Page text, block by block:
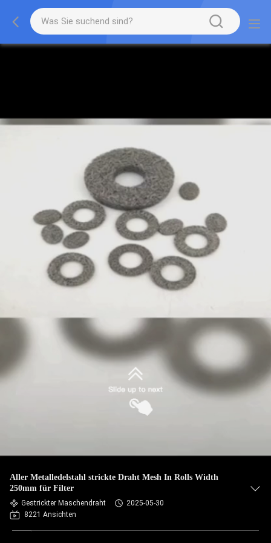
Aller Metalledelstahl strickte Draht Mesh In Rolls Width
250mm für Filter
Gestrickter Maschendraht
2025-05-30
8221 Ansichten